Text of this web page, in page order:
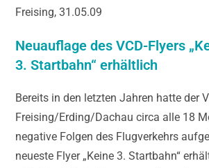
Freising, 31.05.09
Neuauflage des VCD-Flyers
3. Startbahn“ erhältlich
Bereits in den letzten Jahren hatte der
Freising/Erding/Dachau circa alle 18
negative Folgen des Flugverkehrs
neueste Flyer „Keine 3. Startbahn“